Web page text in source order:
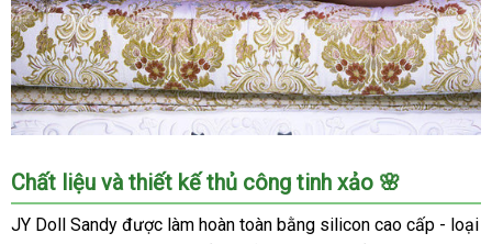
Búp
Bê
Tình
Chất liệu và thiết kế thủ công tinh xảo 🌸
JY Doll Sandy được làm hoàn toàn bằng silicon cao cấp - loại